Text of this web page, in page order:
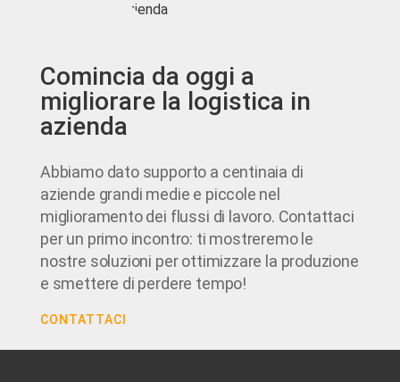
Comincia da oggi a
migliorare la logistica in
azienda
Abbiamo dato supporto a centinaia di
aziende grandi medie e piccole nel
miglioramento dei flussi di lavoro. Contattaci
per un primo incontro: ti mostreremo le
nostre soluzioni per ottimizzare la produzione
e smettere di perdere tempo!
CONTATTACI